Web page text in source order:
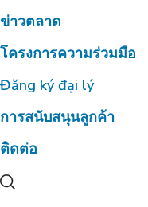
ข่าวตลาด
โครงการความร่วมมือ
Đăng ký đại lý
การสนับสนุนลูกค้า
ติดต่อ